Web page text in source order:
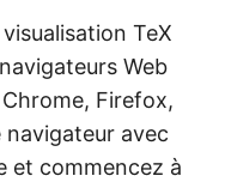
TeX
Web
Firefox,
navigateur avec
et commencez à